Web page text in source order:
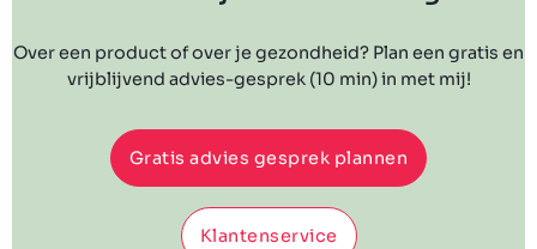
Over een product of over je gezondheid? Plan een gratis en
vrijblijvend advies-gesprek (10 min) in met mij!
Gratis advies gesprek plannen
Klantenservice